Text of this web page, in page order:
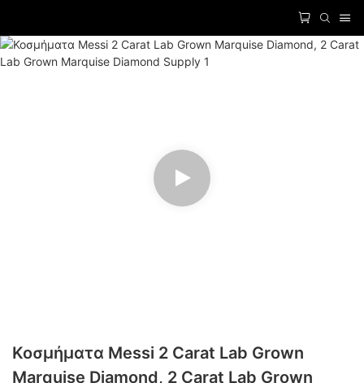
Κοσμήματα Messi 2 Carat Lab Grown
Marquise Diamond, 2 Carat Lab Grown